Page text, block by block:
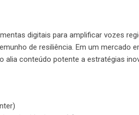
digitais para amplificar vozes
de resiliência. Em um mercado
alia conteúdo potente a estratégias